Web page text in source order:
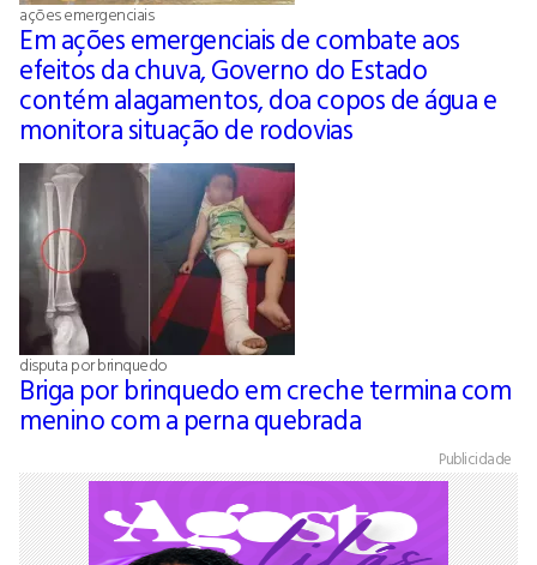
ações emergenciais
Em ações emergenciais de combate aos
efeitos da chuva, Governo do Estado
contém alagamentos, doa copos de água e
monitora situação de rodovias
disputa por brinquedo
Briga por brinquedo em creche termina com
menino com a perna quebrada
Publicidade